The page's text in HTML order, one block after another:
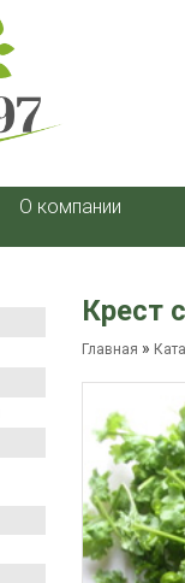
О компании
Крест
Главная »